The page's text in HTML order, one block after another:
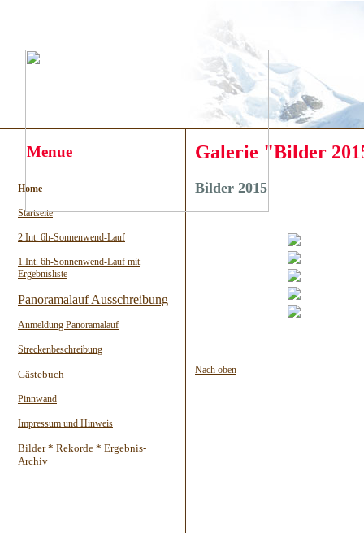
Menue
Home
Startseite
2.Int. 6h-Sonnenwend-Lauf
1.Int. 6h-Sonnenwend-Lauf mit
Ergebnisliste
Panoramalauf Ausschreibung
Anmeldung Panoramalauf
Streckenbeschreibung
Gästebuch
Pinnwand
Impressum und Hinweis
Bilder * Rekorde * Ergebnis-
Archiv
Galerie "Bilder
Bilder 2015
Nach oben